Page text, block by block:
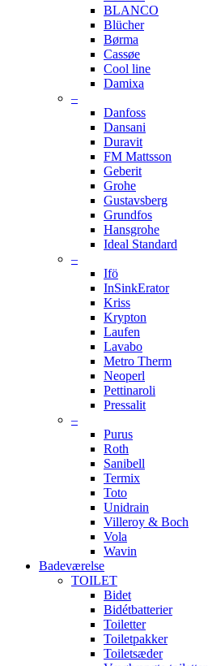
BLANCO
Blücher
Børma
Cassøe
Cool line
Damixa
–
Danfoss
Dansani
Duravit
FM Mattsson
Geberit
Grohe
Gustavsberg
Grundfos
Hansgrohe
Ideal Standard
–
Ifö
InSinkErator
Kriss
Krypton
Laufen
Lavabo
Metro Therm
Neoperl
Pettinaroli
Pressalit
–
Purus
Roth
Sanibell
Termix
Toto
Unidrain
Villeroy & Boch
Vola
Wavin
Badeværelse
TOILET
Bidet
Bidétbatterier
Toiletter
Toiletpakker
Toiletsæder